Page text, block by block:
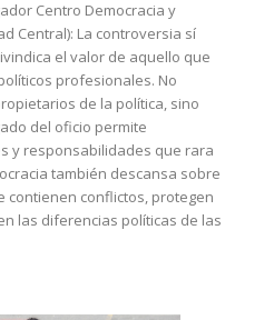
Centro Democracia y
Central): La controversia sí
el valor de aquello que
profesionales. No
de la política, sino
del oficio permite
y responsabilidades que rara
también descansa sobre
contienen conflictos, protegen
las diferencias políticas de las